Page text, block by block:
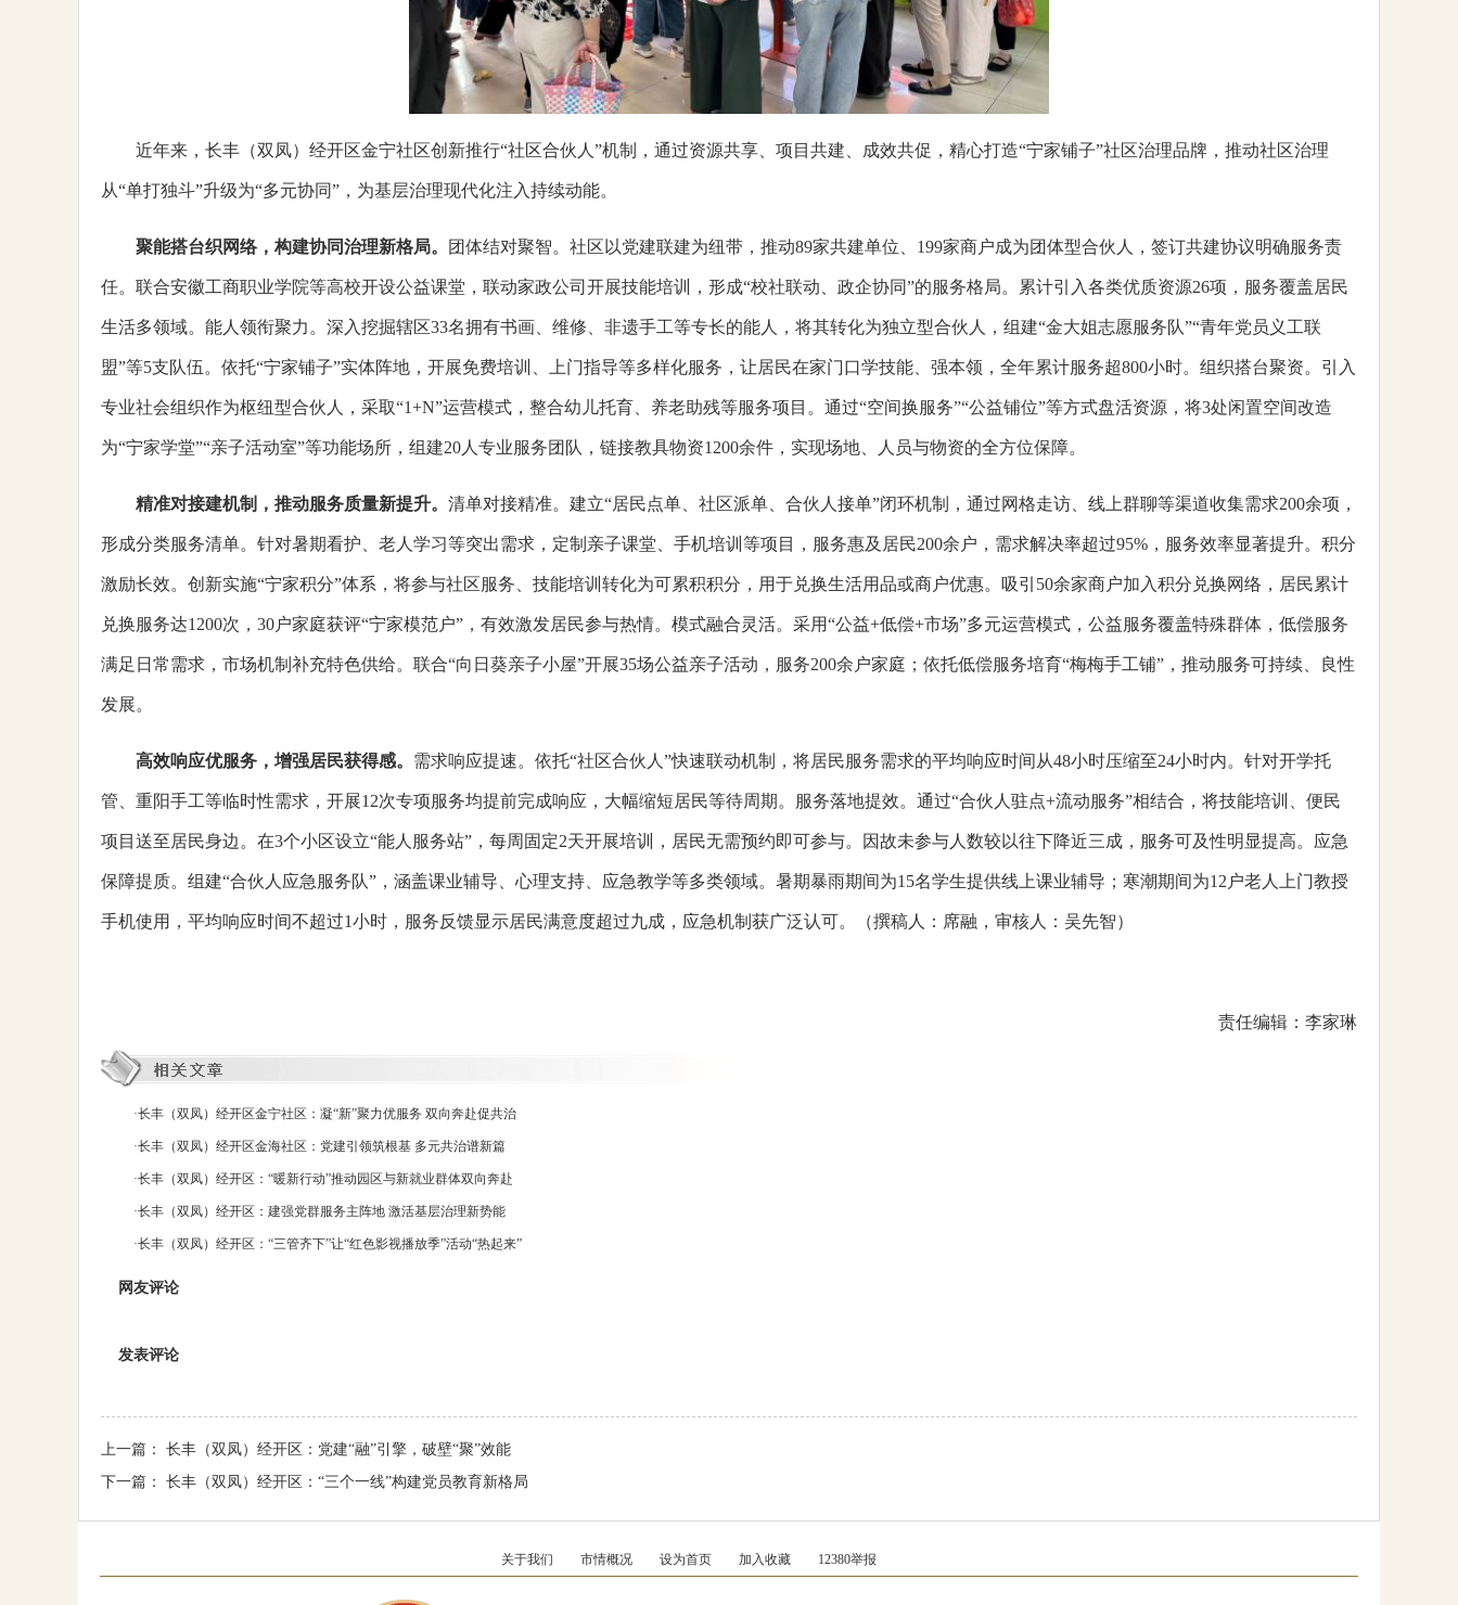
近年来，长丰（双凤）经开区金宁社区创新推行“社区合伙人”机制，通过资源共享、项目共建、成效共促，精心打造“宁家铺子”社区治理品牌，推动社区治理
从“单打独斗”升级为“多元协同”，为基层治理现代化注入持续动能。
聚能搭台织网络，构建协同治理新格局。 团体结对聚智。社区以党建联建为纽带，推动89家共建单位、199家商户成为团体型合伙人，签订共建协议明确服务责
任。联合安徽工商职业学院等高校开设公益课堂，联动家政公司开展技能培训，形成“校社联动、政企协同”的服务格局。累计引入各类优质资源26项，服务覆盖居民
生活多领域。能人领衔聚力。深入挖掘辖区33名拥有书画、维修、非遗手工等专长的能人，将其转化为独立型合伙人，组建“金大姐志愿服务队”“青年党员义工联
盟”等5支队伍。依托“宁家铺子”实体阵地，开展免费培训、上门指导等多样化服务，让居民在家门口学技能、强本领，全年累计服务超800小时。组织搭台聚资。引入
专业社会组织作为枢纽型合伙人，采取“1+N”运营模式，整合幼儿托育、养老助残等服务项目。通过“空间换服务”“公益铺位”等方式盘活资源，将3处闲置空间改造
为“宁家学堂”“亲子活动室”等功能场所，组建20人专业服务团队，链接教具物资1200余件，实现场地、人员与物资的全方位保障。
精准对接建机制，推动服务质量新提升。 清单对接精准。建立“居民点单、社区派单、合伙人接单”闭环机制，通过网格走访、线上群聊等渠道收集需求200余项，
形成分类服务清单。针对暑期看护、老人学习等突出需求，定制亲子课堂、手机培训等项目，服务惠及居民200余户，需求解决率超过95%，服务效率显著提升。积分
激励长效。创新实施“宁家积分”体系，将参与社区服务、技能培训转化为可累积积分，用于兑换生活用品或商户优惠。吸引50余家商户加入积分兑换网络，居民累计
兑换服务达1200次，30户家庭获评“宁家模范户”，有效激发居民参与热情。模式融合灵活。采用“公益+低偿+市场”多元运营模式，公益服务覆盖特殊群体，低偿服务
满足日常需求，市场机制补充特色供给。联合“向日葵亲子小屋”开展35场公益亲子活动，服务200余户家庭；依托低偿服务培育“梅梅手工铺”，推动服务可持续、良性
发展。
高效响应优服务，增强居民获得感。 需求响应提速。依托“社区合伙人”快速联动机制，将居民服务需求的平均响应时间从48小时压缩至24小时内。针对开学托
管、重阳手工等临时性需求，开展12次专项服务均提前完成响应，大幅缩短居民等待周期。服务落地提效。通过“合伙人驻点+流动服务”相结合，将技能培训、便民
项目送至居民身边。在3个小区设立“能人服务站”，每周固定2天开展培训，居民无需预约即可参与。因故未参与人数较以往下降近三成，服务可及性明显提高。应急
保障提质。组建“合伙人应急服务队”，涵盖课业辅导、心理支持、应急教学等多类领域。暑期暴雨期间为15名学生提供线上课业辅导；寒潮期间为12户老人上门教授
手机使用，平均响应时间不超过1小时，服务反馈显示居民满意度超过九成，应急机制获广泛认可。（撰稿人：席融，审核人：吴先智）
责任编辑：李家琳
·长丰（双凤）经开区金宁社区：凝“新”聚力优服务 双向奔赴促共治
·长丰（双凤）经开区金海社区：党建引领筑根基 多元共治谱新篇
·长丰（双凤）经开区：“暖新行动”推动园区与新就业群体双向奔赴
·长丰（双凤）经开区：建强党群服务主阵地 激活基层治理新势能
·长丰（双凤）经开区：“三管齐下”让“红色影视播放季”活动“热起来”
网友评论
发表评论
上一篇： 长丰（双凤）经开区：党建“融”引擎，破壁“聚”效能
下一篇： 长丰（双凤）经开区：“三个一线”构建党员教育新格局
关于我们 市情概况 设为首页 加入收藏 12380举报